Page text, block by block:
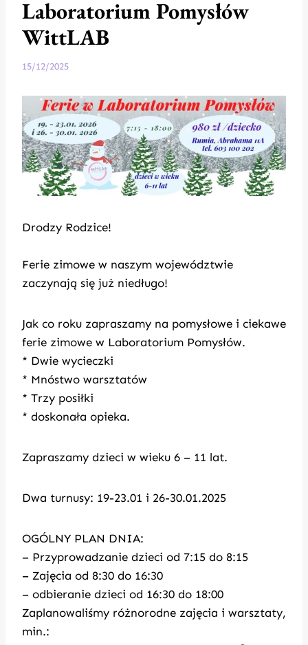
Laboratorium Pomysłów
WittLAB
15/12/2025
Drodzy Rodzice!
Ferie zimowe w naszym województwie
zaczynają się już niedługo!
Jak co roku zapraszamy na pomysłowe i ciekawe
ferie zimowe w Laboratorium Pomysłów.
* Dwie wycieczki
* Mnóstwo warsztatów
* Trzy posiłki
* doskonała opieka.
Zapraszamy dzieci w wieku 6 – 11 lat.
Dwa turnusy: 19-23.01 i 26-30.01.2025
OGÓLNY PLAN DNIA:
– Przyprowadzanie dzieci od 7:15 do 8:15
– Zajęcia od 8:30 do 16:30
– odbieranie dzieci od 16:30 do 18:00
Zaplanowaliśmy różnorodne zajęcia i warsztaty,
min.: